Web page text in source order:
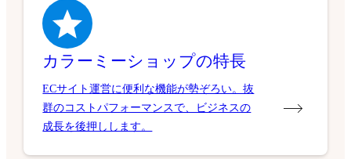
カラーミーショップの特長
ECサイト運営に便利な機能が勢ぞろい。抜
群のコストパフォーマンスで、ビジネスの
成長を後押しします。